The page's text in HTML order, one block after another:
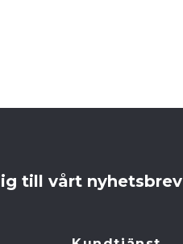
till vårt nyhetsbrev